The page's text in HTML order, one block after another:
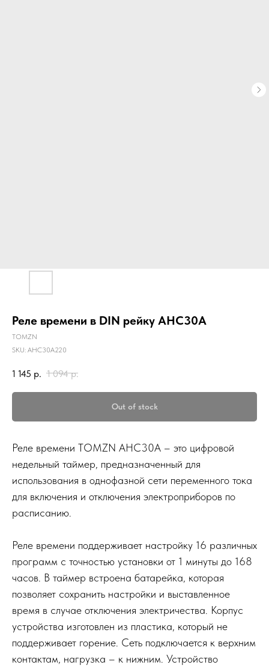
Реле времени в DIN рейку AHC30A
TOMZN
SKU: AHC30A220
1 145 р. 1 094 р.
Out of stock
Реле времени TOMZN AHC30A – это цифровой
недельный таймер, предназначенный для
использования в однофазной сети переменного тока
для включения и отключения электроприборов по
расписанию.
Реле времени поддерживает настройку 16 различных
программ с точностью установки от 1 минуты до 168
часов. В таймер встроена батарейка, которая
позволяет сохранить настройки и выставленное
время в случае отключения электричества. Корпус
устройства изготовлен из пластика, который не
поддерживает горение. Сеть подключается к верхним
контактам, нагрузка – к нижним. Устройство